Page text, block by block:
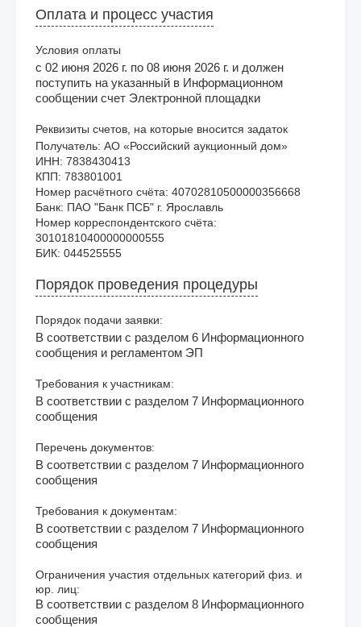
Оплата и процесс участия
Условия оплаты
с 02 июня 2026 г. по 08 июня 2026 г. и должен
поступить на указанный в Информационном
сообщении счет Электронной площадки
Реквизиты счетов, на которые вносится задаток
Получатель: АО «Российский аукционный дом»
ИНН: 7838430413
КПП: 783801001
Номер расчётного счёта: 40702810500000356668
Банк: ПАО "Банк ПСБ" г. Ярославль
Номер корреспондентского счёта:
30101810400000000555
Порядок проведения процедуры
Порядок подачи заявки:
В соответствии с разделом 6 Информационного
сообщения и регламентом ЭП
Требования к участникам:
В соответствии с разделом 7 Информационного
сообщения
Перечень документов:
В соответствии с разделом 7 Информационного
сообщения
Требования к документам:
В соответствии с разделом 7 Информационного
сообщения
Ограничения участия отдельных категорий физ. и
юр. лиц:
В соответствии с разделом 8 Информационного
сообщения